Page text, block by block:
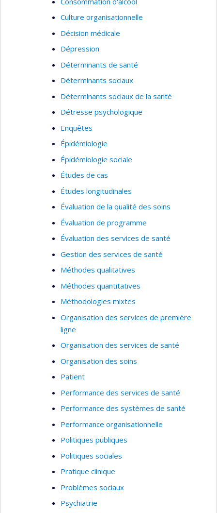
concernant les services périnataux et
préscolaires les plus efficaces afin
d’améliorer ces services.
Je suis également directrice de trois groupes de
recherche : l'Observatoire pour l'Éducation et la
Santé des enfants, LeGroupe de Recherche sur
l'Inadaptation Psychosociale chez l'enfant
Culture organisationnelle
Décision médicale
Dépression
Déterminants de santé
Déterminants sociaux
Déterminants sociaux de la santé
Détresse psychologique
Enquêtes
Épidémiologie
Épidémiologie sociale
Études de cas
Études longitudinales
Évaluation de la qualité des soins
Évaluation de programme
Évaluation des services de santé
Gestion des services de santé
Méthodes qualitatives
Méthodes quantitatives
Méthodologies mixtes
Organisation des services de première
ligne
Organisation des services de santé
Organisation des soins
Patient
Performance des services de santé
Performance des systèmes de santé
Performance organisationnelle
Politiques publiques
Politiques sociales
Pratique clinique
Problèmes sociaux
Psychiatrie